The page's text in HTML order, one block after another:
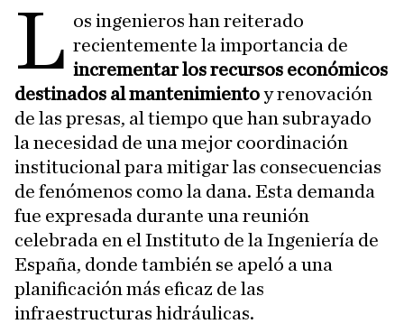
L os ingenieros han reiterado
recientemente la importancia de
incrementar los recursos económicos
destinados al mantenimientoy renovación
de las presas, al tiempo que han subrayado
la necesidad de una mejor coordinación
institucional para mitigar las consecuencias
de fenómenos como la dana. Esta demanda
fue expresada durante una reunión
celebrada en el Instituto de la Ingeniería de
España, donde también se apeló a una
planificación más eficaz de las
infraestructuras hidráulicas.